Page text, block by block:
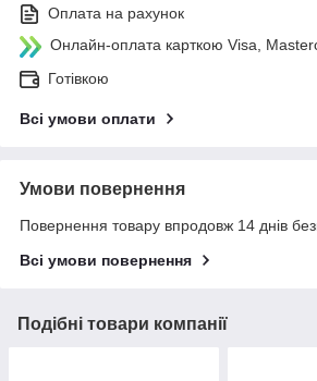
Оплата на рахунок
Онлайн-оплата карткою Visa,
Готівкою
Всі умови оплати
Умови повернення
Повернення товару впродовж 14 днів
Всі умови повернення
Подібні товари компанії